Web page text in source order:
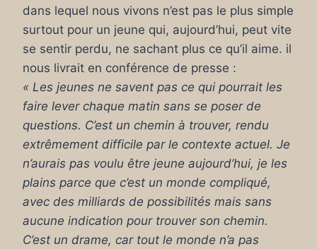
dans lequel nous vivons n’est pas le plus simple
surtout pour un jeune qui, aujourd’hui, peut vite
se sentir perdu, ne sachant plus ce qu’il aime. il
nous livrait en conférence de presse :
« Les jeunes ne savent pas ce qui pourrait les
faire lever chaque matin sans se poser de
questions. C’est un chemin à trouver, rendu
extrêmement difficile par le contexte actuel. Je
n’aurais pas voulu être jeune aujourd’hui, je les
plains parce que c’est un monde compliqué,
avec des milliards de possibilités mais sans
aucune indication pour trouver son chemin.
C’est un drame, car tout le monde n’a pas